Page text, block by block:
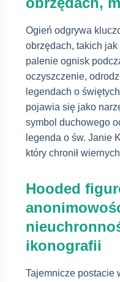
Ogień odgrywa
obrzędach, takich
palenie ognisk
oczyszczenie,
legendach o
pojawia się jako
symbol duchowego
legenda o św. Janie
który chronił
Hooded
ikonografii
Tajemnicze postacie